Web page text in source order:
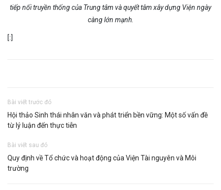
tiếp nối truyền thống của Trung tâm và quyết tâm xây dựng Viện ngày
càng lớn mạnh.
[:]
Bài viết trước đó
Hội thảo Sinh thái nhân văn và phát triển bền vững: Một số vấn đề
từ lý luận đến thực tiễn
Bài viết sau đó
Quy định về Tổ chức và hoạt động của Viện Tài nguyên và Môi
trường